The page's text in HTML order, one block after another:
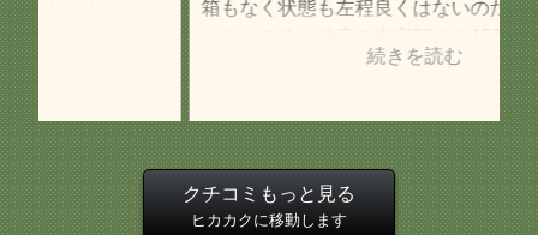
いたところ、他店の査定額より1500円ほど高
く、こちらに知識がなくても丁寧に査定結果につ
いて教えて下さいました。 また、そのトイガン
一つだと宅配買取の送料無料の条件に満たないこ
と、他ジャンルの買取希望品があればまとめて査
定・宅配買取できることを案内して下さり非常に
助かりました。 トイガンより他ジャンルが大半
になってしまいましたが査定明細も一つ一つ丁寧
引
クチコミもっと見る
ヒカカクに移動します